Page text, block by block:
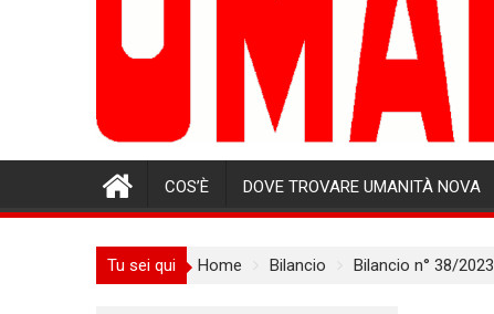
COS’È DOVE TROVARE UMANITÀ NOVA
Tu sei qui Home Bilancio Bilancio n° 38/2023